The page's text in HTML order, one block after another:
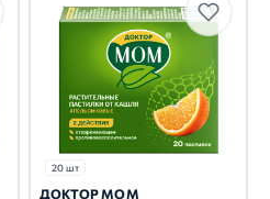
20 шт
ДОКТОР МОМ